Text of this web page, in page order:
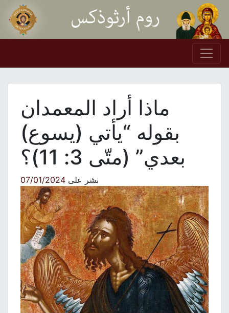
Skip to content
Main Navigation
ماذا أراد المعمدان
بقوله “يأتي (يسوع)
بعدي” (متّى 3: 11)؟
نشر على07/01/2024